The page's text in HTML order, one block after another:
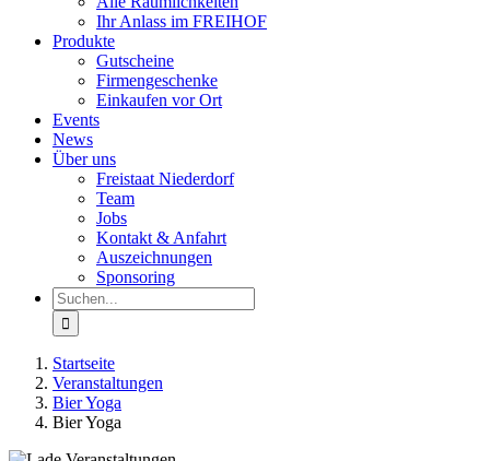
Ihr Anlass im FREIHOF
Produkte
Gutscheine
Firmengeschenke
Einkaufen vor Ort
Events
News
Über uns
Freistaat Niederdorf
Team
Jobs
Kontakt & Anfahrt
Auszeichnungen
Sponsoring
Suche
nach:
Startseite
Veranstaltungen
Bier Yoga
Bier Yoga